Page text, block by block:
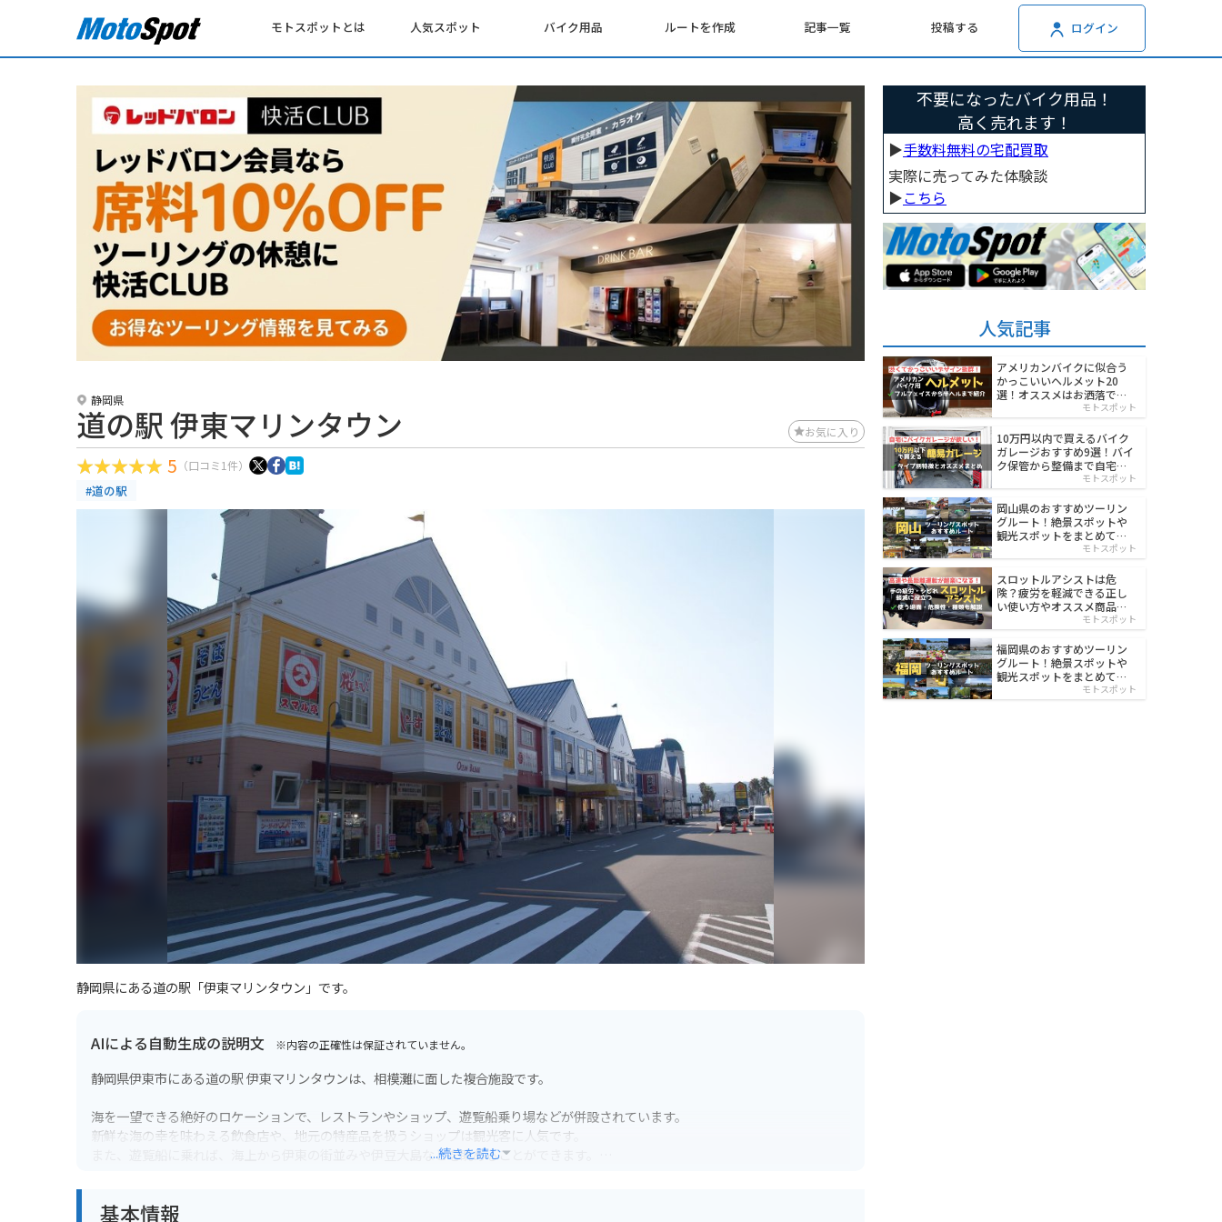
モトスポットとは 人気スポット バイク用品 ルートを作成 記事一覧 投稿する ログイン
静岡県
道の駅 伊東マリンタウン お気に入り
5 （口コミ1件）
#道の駅
静岡県にある道の駅「伊東マリンタウン」です。
AIによる自動生成の説明文 ※内容の正確性は保証されていません。
静岡県伊東市にある道の駅 伊東マリンタウンは、相模灘に面した複合施設です。
海を一望できる絶好のロケーションで、レストランやショップ、遊覧船乗り場などが併設されています。
新鮮な海の幸を味わえる飲食店や、地元の特産品を扱うショップは観光客に人気です。
また、遊覧船に乗れば、海上から伊東の街並みや伊豆大島などを眺めることができます。
周辺には、城ヶ崎海岸や大室山など、風光明媚な観光スポットも点在しており、ツーリングの拠点としても最適です。
...続きを読む
基本情報
不要になったバイク用品！
高く売れます！
▶︎手数料無料の宅配買取
実際に売ってみた体験談
▶︎こちら
人気記事
アメリカンバイクに似合う
かっこいいヘルメット20
選！オススメはお洒落でワ
モトスポット
10万円以内で買えるバイク
ガレージおすすめ9選！バイ
ク保管から整備まで自宅で
モトスポット
岡山県のおすすめツーリン
グルート！絶景スポットや
観光スポットをまとめて紹
モトスポット
スロットルアシストは危
険？疲労を軽減できる正し
い使い方やオススメ商品を
モトスポット
福岡県のおすすめツーリン
グルート！絶景スポットや
観光スポットをまとめて紹
モトスポット